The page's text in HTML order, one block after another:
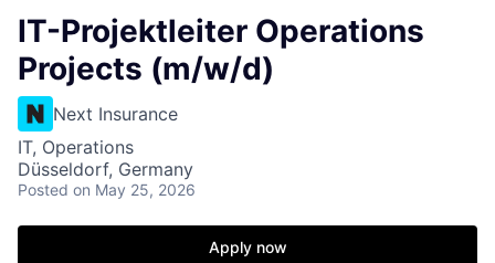
IT-Projektleiter Operations
Projects (m/w/d)
Next Insurance
IT, Operations
Düsseldorf, Germany
Posted on May 25, 2026
Apply now